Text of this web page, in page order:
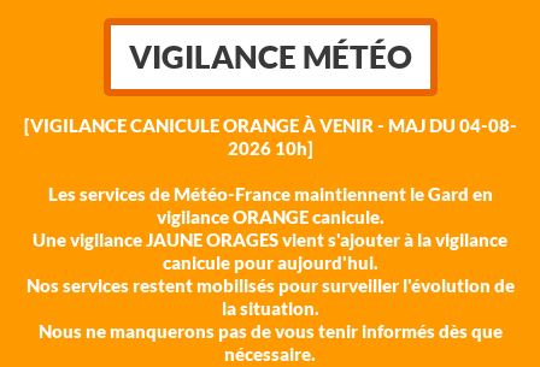
VIGILANCE MÉTÉO
[VIGILANCE CANICULE ORANGE À VENIR - MAJ DU 04-08-
2026 10h]
Les services de Météo-France maintiennent le Gard en
vigilance ORANGE canicule.
Une vigilance JAUNE ORAGES vient s'ajouter à la vigilance
canicule pour aujourd'hui.
Nos services restent mobilisés pour surveiller l'évolution de
la situation.
Nous ne manquerons pas de vous tenir informés dès que
nécessaire.